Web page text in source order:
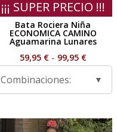
¡¡¡ SUPER PRECIO !!!
Bata Rociera Niña
ECONOMICA CAMINO
Aguamarina Lunares
59,95 € - 99,95 €Rango
59,95 €
Combinaciones: